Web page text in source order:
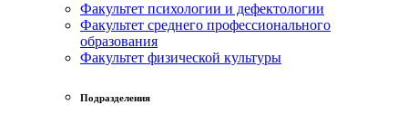
Факультет психологии и дефектологии
Факультет среднего профессионального
образования
Факультет физической культуры
Подразделения